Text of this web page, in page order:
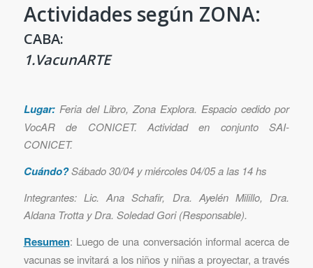
Actividades según ZONA:
CABA:
1.VacunARTE
Lugar:Feria del Libro, Zona Explora. Espacio cedido por
VocAR de CONICET. Actividad en conjunto SAI-
CONICET.
Cuándo?Sábado 30/04 y miércoles 04/05 a las 14 hs
Integrantes: Lic. Ana Schafir, Dra. Ayelén Milillo, Dra.
Aldana Trotta y Dra. Soledad Gori (Responsable).
Resumen: Luego de una conversación informal acerca de
vacunas se invitará a los niños y niñas a proyectar, a través